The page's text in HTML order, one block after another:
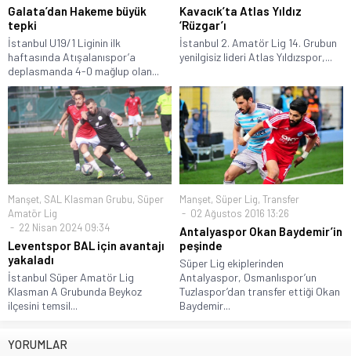
Galata’dan Hakeme büyük
tepki
İstanbul U19/1 Liginin ilk
haftasında Atışalanıspor’a
deplasmanda 4-0 mağlup olan...
Kavacık’ta Atlas Yıldız
‘Rüzgar’ı
İstanbul 2. Amatör Lig 14. Grubun
yenilgisiz lideri Atlas Yıldızspor,...
Manşet, SAL Klasman Grubu, Süper
Amatör Lig
22 Nisan 2024 09:34
Leventspor BAL için avantajı
yakaladı
İstanbul Süper Amatör Lig
Klasman A Grubunda Beykoz
ilçesini temsil...
Manşet, Süper Lig, Transfer
02 Ağustos 2016 13:26
Antalyaspor Okan Baydemir’in
peşinde
Süper Lig ekiplerinden
Antalyaspor, Osmanlıspor’un
Tuzlaspor’dan transfer ettiği Okan
Baydemir...
YORUMLAR